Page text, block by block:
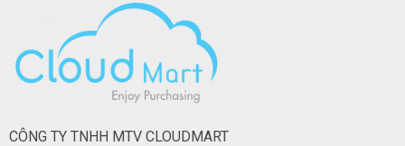
CÔNG TY TNHH MTV CLOUDMART